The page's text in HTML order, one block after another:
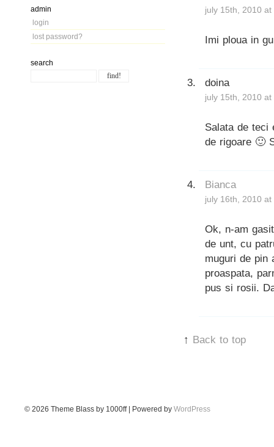
admin
login
lost password?
search
july 15th, 2010
Imi ploua in
doina
july 15th, 2010 at
Salata de teci
de rigoare 🙂
Bianca
july 16th, 2010 at
Ok, n-am
de unt, cu
muguri de pin
proaspata,
pus si rosii.
↑ Back to top
© 2026 Theme Blass by 1000ff | Powered by WordPress